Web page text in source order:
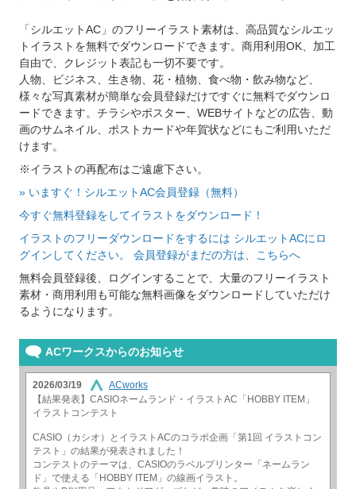
「シルエットAC」のフリーイラスト素材は、高品質なシルエッ
トイラストを無料でダウンロードできます。商用利用OK、加工
自由で、クレジット表記も一切不要です。
人物、ビジネス、生き物、花・植物、食べ物・飲み物など、
様々な写真素材が簡単な会員登録だけですぐに無料でダウンロ
ードできます。チラシやポスター、WEBサイトなどの広告、動
画のサムネイル、ポストカードや年賀状などにもご利用いただ
けます。
※イラストの再配布はご遠慮下さい。
» いますぐ！シルエットAC会員登録（無料）
今すぐ無料登録をしてイラストをダウンロード！
イラストのフリーダウンロードをするには シルエットACにロ
グインしてください。 会員登録がまだの方は、こちらへ
無料会員登録後、ログインすることで、大量のフリーイラスト
素材・商用利用も可能な無料画像をダウンロードしていただけ
るようになります。